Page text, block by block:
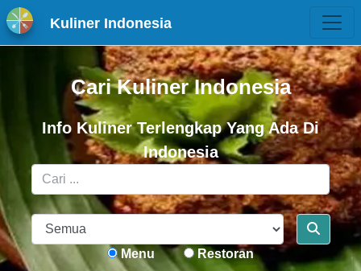
Kuliner Indonesia
Cari Kuliner Indonesia
Info Kuliner Terlengkap Yang Ada Di
Indonesia
Menu Restoran